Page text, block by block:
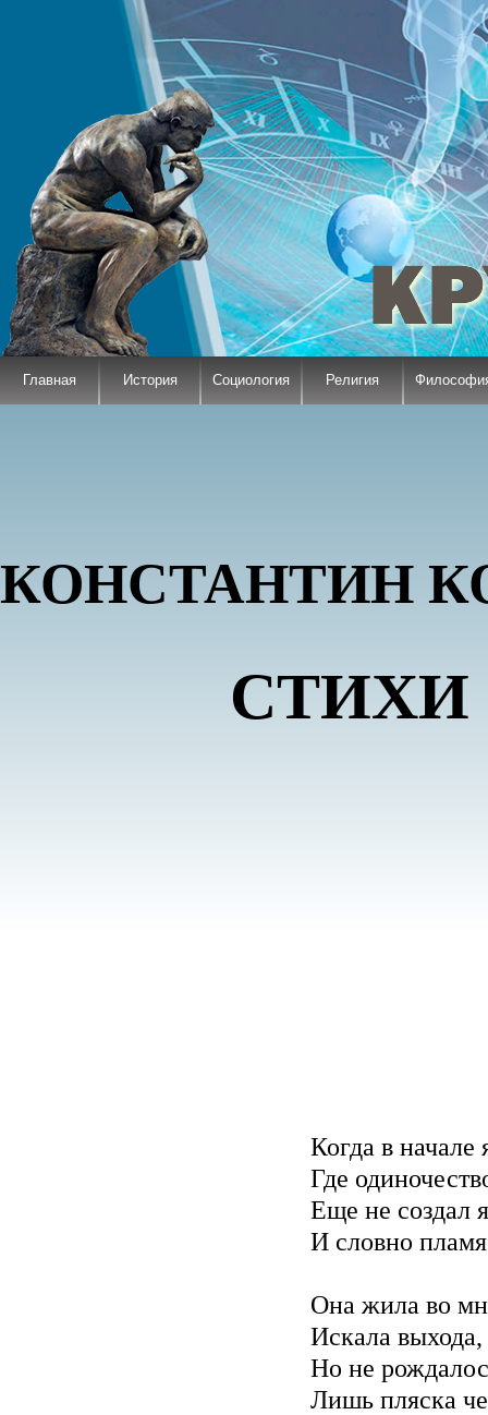
КОНСТАНТИН
СТИХИ
Главная История Социология Религия
Когда в начале
Где
Еще не создал
И словно
Она жила во
Искала выхода,
Но не
Лишь пляска